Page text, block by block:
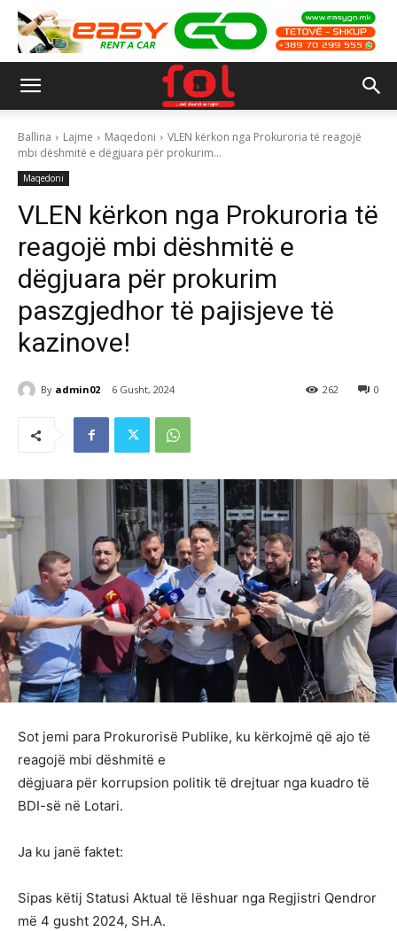
Ballina Lajme Maqedoni
VLEN kërkon nga Prokuroria të reagojë
mbi dëshmitë e dëgjuara për prokurim...
Maqedoni
VLEN kërkon nga Prokuroria të
reagojë mbi dëshmitë e
dëgjuara për prokurim
paszgjedhor të pajisjeve të
kazinove!
By admin02 6 Gusht, 2024 0
262
Sot jemi para Prokurorisë Publike, ku kërkojmë që ajo të
reagojë mbi dëshmitë e
dëgjuara për korrupsion politik të drejtuar nga kuadro të
BDI-së në Lotari.
Ja ku janë faktet:
Sipas këtij Statusi Aktual të lëshuar nga Regjistri Qendror
më 4 gusht 2024, SH.A.